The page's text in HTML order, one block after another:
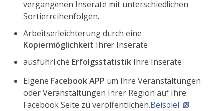
vergangenen Inserate mit unterschiedlichen
Sortierreihenfolgen.
Arbeitserleichterung durch eine
Kopiermöglichkeit Ihrer Inserate
ausführliche Erfolgsstatistik Ihre Inserate
Eigene Facebook APP um Ihre Veranstaltungen
oder Veranstaltungen Ihrer Region auf Ihre
Facebook Seite zu veröffentlichen.Beispiel